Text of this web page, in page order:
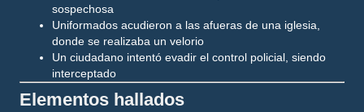
sospechosa
Uniformados acudieron a las afueras de una iglesia,
donde se realizaba un velorio
Un ciudadano intentóevadir el control policial , siendo
interceptado
Elementos hallados